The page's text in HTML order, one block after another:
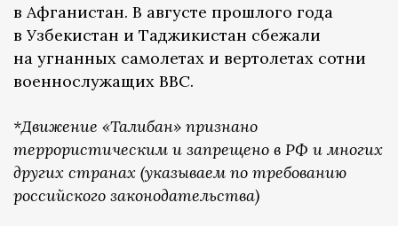
в Афганистан. В августе прошлого года
в Узбекистан и Таджикистан сбежали
на угнанных самолетах и вертолетах сотни
военнослужащих ВВС.
*Движение «Талибан» признано
террористическим и запрещено в РФ и многих
других странах (указываем по требованию
российского законодательства)